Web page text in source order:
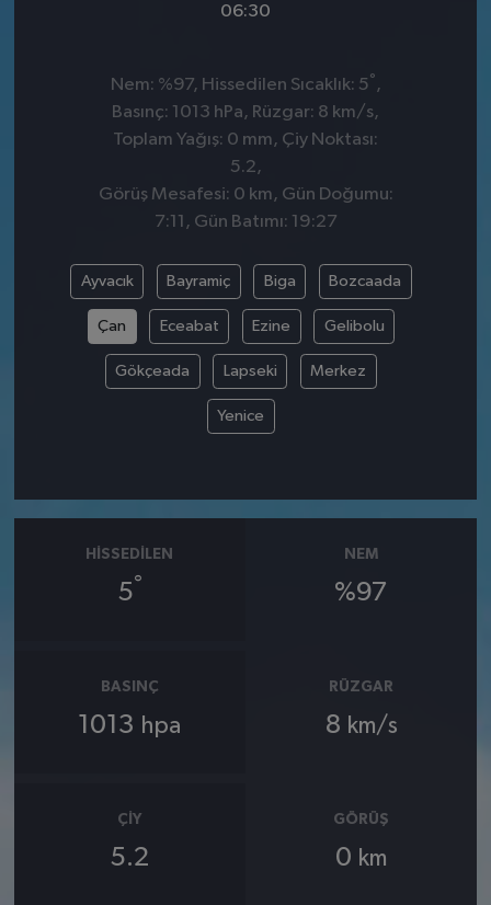
06:30
Nem: %97, Hissedilen Sıcaklık: 5° ,
Basınç: 1013 hPa, Rüzgar: 8 km/s,
Toplam Yağış: 0 mm, Çiy Noktası:
5.2,
Görüş Mesafesi: 0 km, Gün Doğumu:
7:11, Gün Batımı: 19:27
Ayvacık Bayramiç Biga Bozcaada
Çan Eceabat Ezine Gelibolu
Gökçeada Lapseki Merkez
Yenice
HISSEDILEN
5°
NEM
%97
BASINÇ
1013 hpa
RÜZGAR
8 km/s
ÇIY
5.2
GÖRÜŞ
0 km